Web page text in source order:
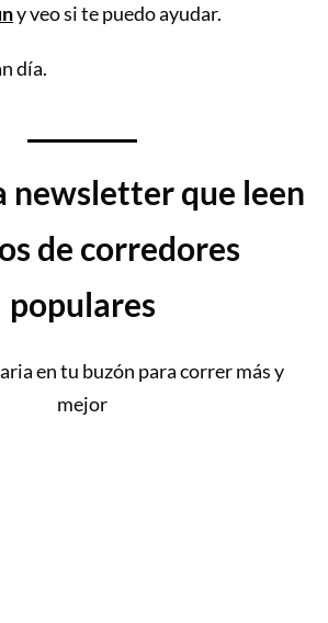
y veo si te puedo ayudar.
día.
newsletter que leen
de corredores
populares
en tu buzón para correr más y
mejor